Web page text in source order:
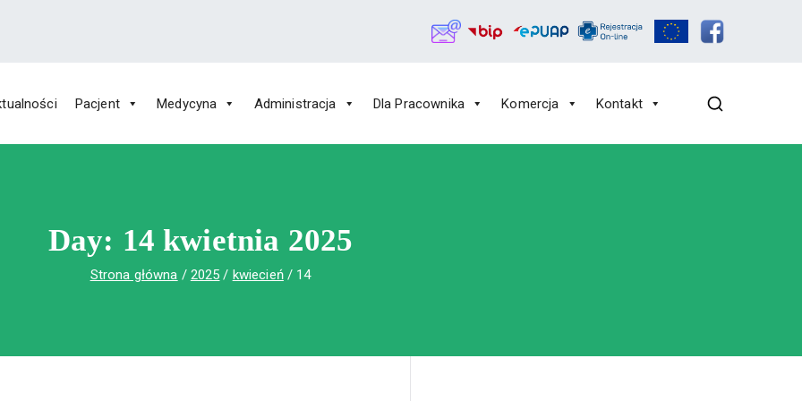
Św. Rafała w Czerwonej Górze
Rafała w Czerwonej Górze
Pacjent Medycyna Administracja Dla Pracownika Komercja Kontakt
Day: 14 kwietnia 2025
Strona główna 2025 kwiecień 14